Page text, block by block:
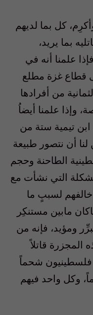
كل بما لديهم
بما يريد،
علمنا أنه في
قطاع غزة مطلع
من أفرادها
وإذا علمنا أيضاُ
تيمية ستة من
أن نتصور طبيعة
الطاحنة وحجم
التي نشأت مع
لسببٍ ما
مابين مستنكِر
ومؤيد، فإنه من
المجزرة قاتلاً
فلسطينيون شحماً
وكل واحد فيهم